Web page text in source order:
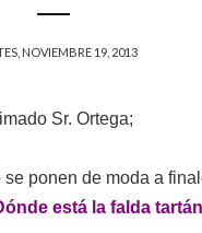
NOVIEMBRE 19, 2013
Sr. Ortega;
ponen de moda a
está la falda